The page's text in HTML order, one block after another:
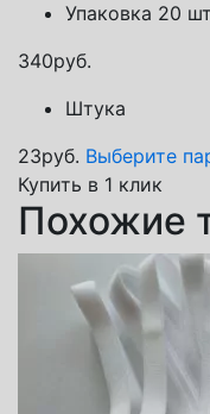
Упаковка 20
340руб.
Штука
23руб. Выберите
Купить в 1 клик
Похожие